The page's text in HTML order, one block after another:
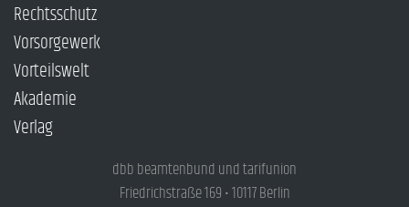
Rechtsschutz
Vorsorgewerk
Vorteilswelt
Akademie
Verlag
dbb beamtenbund und tarifunion
Friedrichstraße 169 • 10117 Berlin